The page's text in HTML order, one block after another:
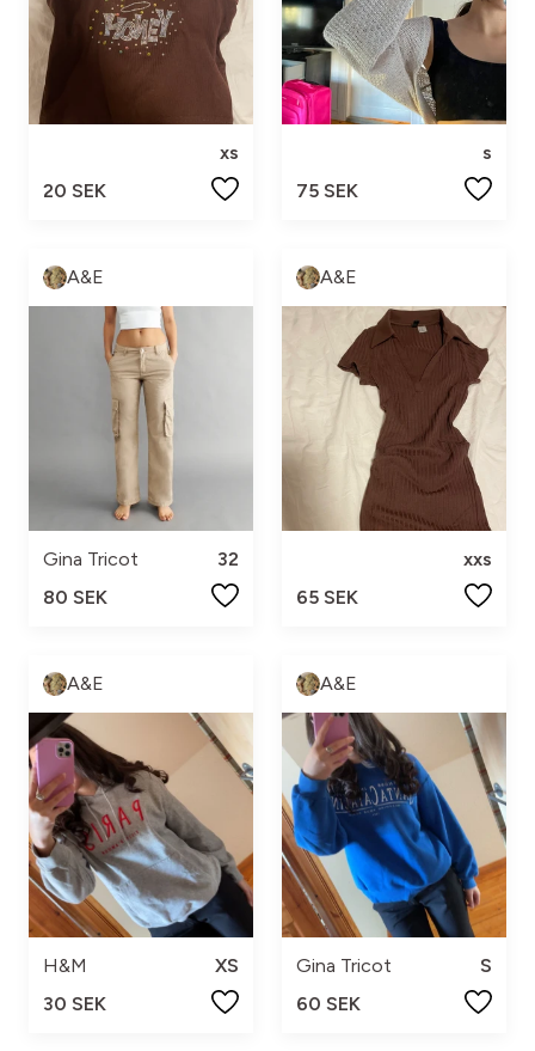
xs
20 SEK
s
75 SEK
A&E
Gina Tricot
32
80 SEK
A&E
xxs
65 SEK
A&E
H&M
XS
30 SEK
A&E
Gina Tricot
S
60 SEK